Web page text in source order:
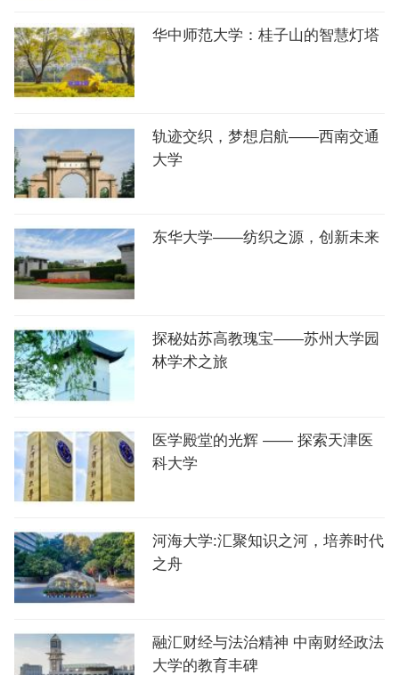
华中师范大学：桂子山的智慧灯塔
轨迹交织，梦想启航——西南交通
大学
东华大学——纺织之源，创新未来
探秘姑苏高教瑰宝——苏州大学园
林学术之旅
医学殿堂的光辉 —— 探索天津医
科大学
河海大学:汇聚知识之河，培养时代
之舟
融汇财经与法治精神 中南财经政法
大学的教育丰碑